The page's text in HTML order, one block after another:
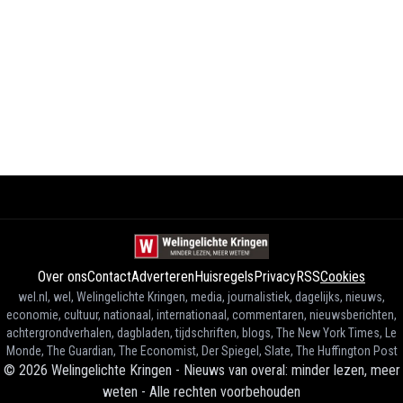
Over onsContactAdverterenHuisregels PrivacyRSSCookies
wel.nl, wel, Welingelichte Kringen, media, journalistiek, dagelijks, nieuws,
economie, cultuur, nationaal, internationaal, commentaren, nieuwsberichten,
achtergrondverhalen, dagbladen, tijdschriften, blogs, The New York Times, Le
Monde, The Guardian, The Economist, Der Spiegel, Slate, The Huffington Post
© 2026 Welingelichte Kringen - Nieuws van overal: minder lezen, meer
weten - Alle rechten voorbehouden